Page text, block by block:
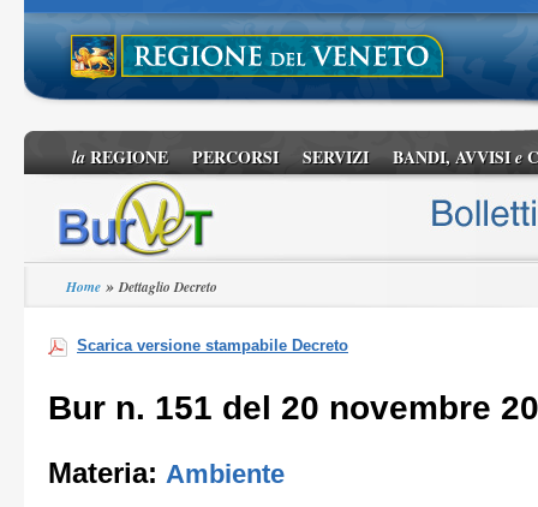
laREGIONE PERCORSI SERVIZI BANDI, AVVISIe
Home »Dettaglio Decreto
Scarica versione stampabile Decreto
Bur n. 151 del 20 novembre
Materia: Ambiente